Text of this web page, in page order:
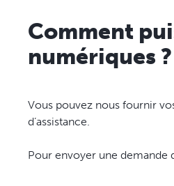
Comment
numériques ?
Vous pouvez nous fournir
d’assistance.
Pour envoyer une demande